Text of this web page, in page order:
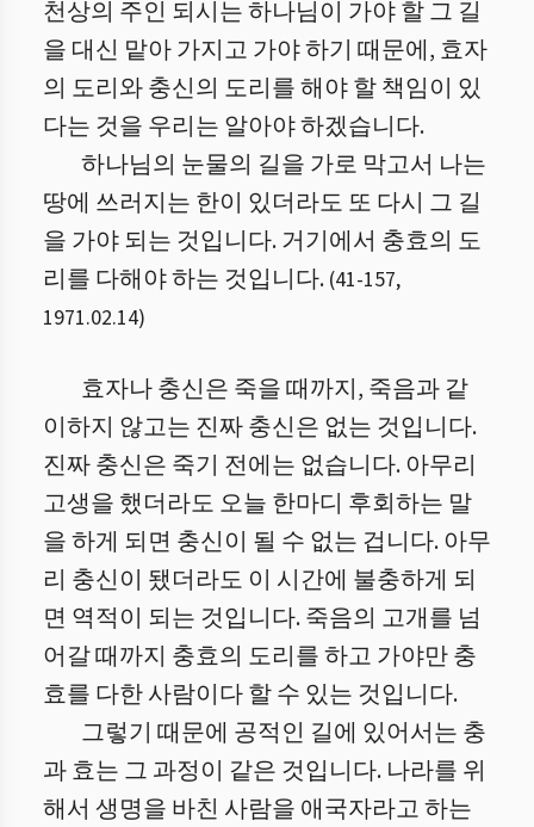
천상의 주인 되시는 하나님이 가야 할 그 길
을 대신 맡아 가지고 가야 하기 때문에, 효자
의 도리와 충신의 도리를 해야 할 책임이 있
다는 것을 우리는 알아야 하겠습니다.
하나님의 눈물의 길을 가로 막고서 나는
땅에 쓰러지는 한이 있더라도 또 다시 그 길
을 가야 되는 것입니다. 거기에서 충효의 도
리를 다해야 하는 것입니다. (41-157,
1971.02.14)
효자나 충신은 죽을 때까지, 죽음과 같
이하지 않고는 진짜 충신은 없는 것입니다.
진짜 충신은 죽기 전에는 없습니다. 아무리
고생을 했더라도 오늘 한마디 후회하는 말
을 하게 되면 충신이 될 수 없는 겁니다. 아무
리 충신이 됐더라도 이 시간에 불충하게 되
면 역적이 되는 것입니다. 죽음의 고개를 넘
어갈 때까지 충효의 도리를 하고 가야만 충
효를 다한 사람이다 할 수 있는 것입니다.
그렇기 때문에 공적인 길에 있어서는 충
과 효는 그 과정이 같은 것입니다. 나라를 위
해서 생명을 바친 사람을 애국자라고 하는